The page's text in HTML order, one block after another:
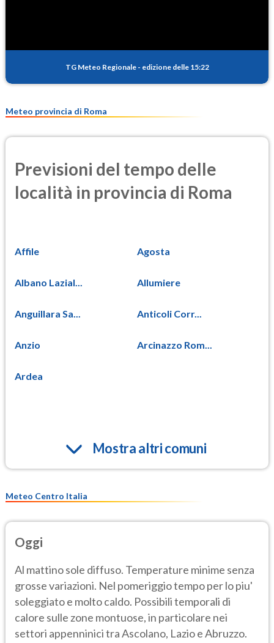
PM25
TG Meteo Regionale - edizione delle 15:22
Meteo provincia di Roma
Previsioni del tempo delle
località in provincia di Roma
Affile Agosta
Albano Lazial... Allumiere
Anguillara Sa... Anticoli Corr...
Anzio Arcinazzo Rom...
Ardea
Mostra altri comuni
Meteo Centro Italia
Oggi
Al mattino sole diffuso. Temperature minime senza
grosse variazioni. Nel pomeriggio tempo per lo piu'
soleggiato e molto caldo. Possibili temporali di
calore sulle zone montuose, in particolare nei
settori appenninici tra Ascolano, Lazio e Abruzzo.